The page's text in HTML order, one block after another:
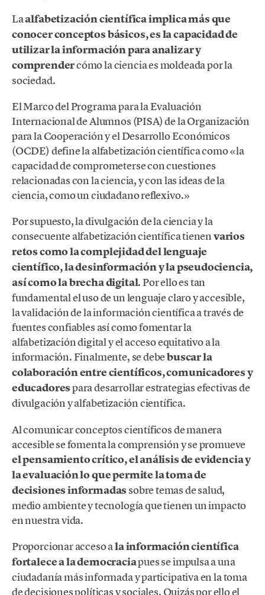
Laalfabetización científica implica más que
conocer conceptos básicos, es la capacidad de
utilizar la información para analizar y
comprendercómo la ciencia es moldeada por la
sociedad.
El Marco del Programa para la Evaluación
Internacional de Alumnos (PISA) de la Organización
para la Cooperación y el Desarrollo Económicos
(OCDE) define la alfabetización científica como «la
capacidad de comprometerse con cuestiones
relacionadas con la ciencia, y con las ideas de la
ciencia, como un ciudadano reflexivo.»
Por supuesto, la divulgación de la ciencia y la
consecuente alfabetización científica tienenvarios
retos como la complejidad del lenguaje
científico, la desinformación y la pseudociencia,
así como la brecha digital. Por ello es tan
fundamental el uso de un lenguaje claro y accesible,
la validación de la información científica a través de
fuentes confiables así como fomentar la
alfabetización digital y el acceso equitativo a la
información. Finalmente, se debebuscar la
colaboración entre científicos, comunicadores y
educadorespara desarrollar estrategias efectivas de
divulgación y alfabetización científica.
Al comunicar conceptos científicos de manera
accesible se fomenta la comprensión y se promueve
el pensamiento crítico, el análisis de evidencia y
la evaluación lo que permite la toma de
decisiones informadassobre temas de salud,
medio ambiente y tecnología que tienen un impacto
en nuestra vida.
Proporcionar acceso ala información científica
fortalece a la democraciapues se impulsa a una
ciudadanía más informada y participativa en la toma
de decisiones políticas y sociales. Quizás por ello el